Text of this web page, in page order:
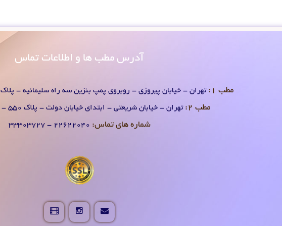
آدرس مطب ها و اطلاعات تماس
مطب 1: تهران - خیابان پیروزی - روبروی پمپ بنزین سه راه سلیمانیه - پلاک 786 - طبقه 1 - واحد 2
مطب 2: تهران - خیابان شریعتی - ابتدای خیابان دولت - پلاک 550 - طبقه 1 - واحد 2
شماره های تماس: